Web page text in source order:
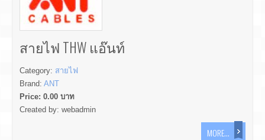
สายไฟ THW แอ๊นท์
Category: สายไฟ
Brand: ANT
Price: 0.00 บาท
Created by: webadmin
MORE...